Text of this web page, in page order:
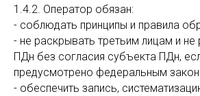
1.4.2. Оператор обязан:
- соблюдать принципы и правила
- не раскрывать третьим лицам и не
ПДн без согласия субъекта ПДн,
предусмотрено федеральным
- обеспечить запись,